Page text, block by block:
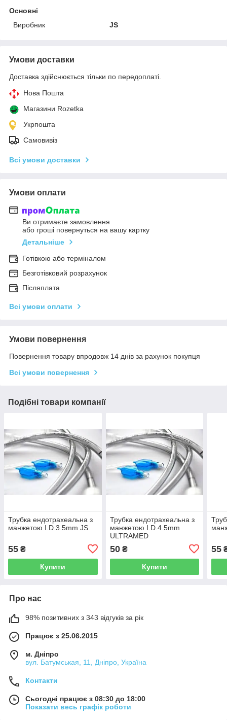
Основні
Виробник
JS
Умови доставки
Доставка здійснюється тільки по передоплаті.
Нова Пошта
Магазини Rozetka
Укрпошта
Самовивіз
Всі умови доставки
Умови оплати
Ви отримаєте замовлення
або гроші повернуться на вашу картку
Детальніше
Готівкою або терміналом
Безготівковий розрахунок
Післяплата
Всі умови оплати
Умови повернення
Повернення товару впродовж 14 днів за рахунок покупця
Всі умови повернення
Подібні товари компанії
Трубка ендотрахеальна з
манжетою I.D.3.5mm JS
55 ₴
Купити
Трубка ендотрахеальна з
манжетою I.D.4.5mm
ULTRAMED
50₴
Купити
55
Про нас
98% позитивних з 343 відгуків за рік
Працює з 25.06.2015
м. Дніпро
вул. Батумськая, 11, Дніпро, Україна
Контакти
Сьогодні працює з 08:30 до 18:00
Показати весь графік роботи